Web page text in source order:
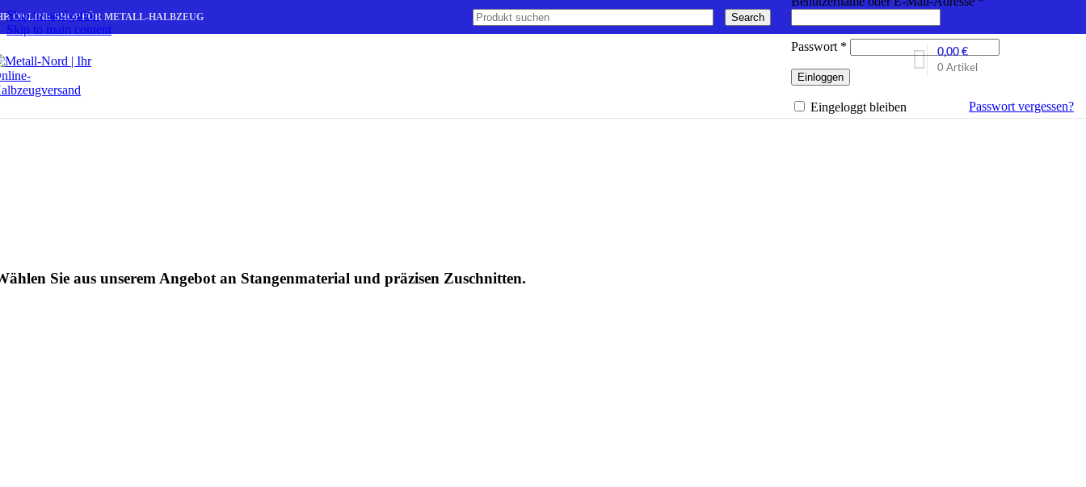
Skip to navigation
Skip to main content
ONLINE SHOP FÜR METALL-HALBZEUG Search
Passwort *
Einloggen
Passwort vergessen?
Eingeloggt bleiben
0 Artikel
0,00 €
Sie aus unserem Angebot an Stangenmaterial und präzisen Zuschnitten.